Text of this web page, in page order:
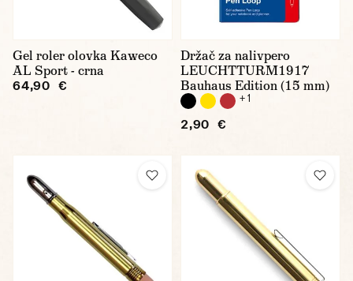
Gel roler olovka Kaweco
AL Sport - crna
64,90 €
Držač za nalivpero
LEUCHTTURM1917
Bauhaus Edition (15 mm)
+ 1
2,90 €